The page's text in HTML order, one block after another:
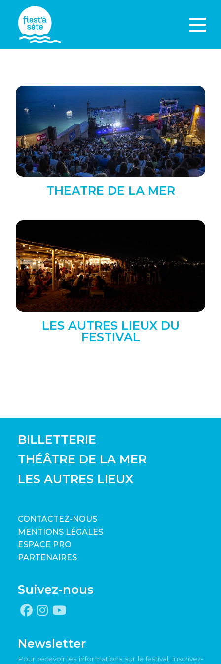
THEATRE DE LA MER
LES AUTRES LIEUX DU
FESTIVAL
BILLETTERIE
THÉÂTRE DE LA MER
LES AUTRES LIEUX
CONTACTEZ-NOUS
MENTIONS LÉGALES
ESPACE PRO
PARTENAIRES
Suivez-nous
Newsletter
Pour recevoir les informations sur le festival, inscrivez-